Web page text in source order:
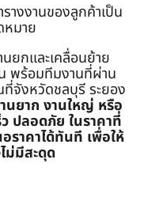
างงานของลูกค้าเป็น
หมาย
ยกและเคลื่อนย้าย
พร้อมทีมงานที่ผ่าน
จังหวัดชลบุรี ระยอง
นยาก งานใหญ่ หรือ
ว ปลอดภัย ในราคาที่
ราคาได้ทันที เพื่อให้
ม่มีสะดุด